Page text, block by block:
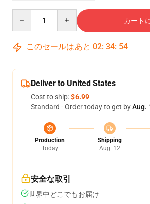
カート
このセールはあと 02: 34: 53
Deliver to United States
Cost to ship:$6.99
Standard - Order today to get byAug.
Production
Today
Shipping
Aug. 12
安全な取引
世界中どこでもお届け